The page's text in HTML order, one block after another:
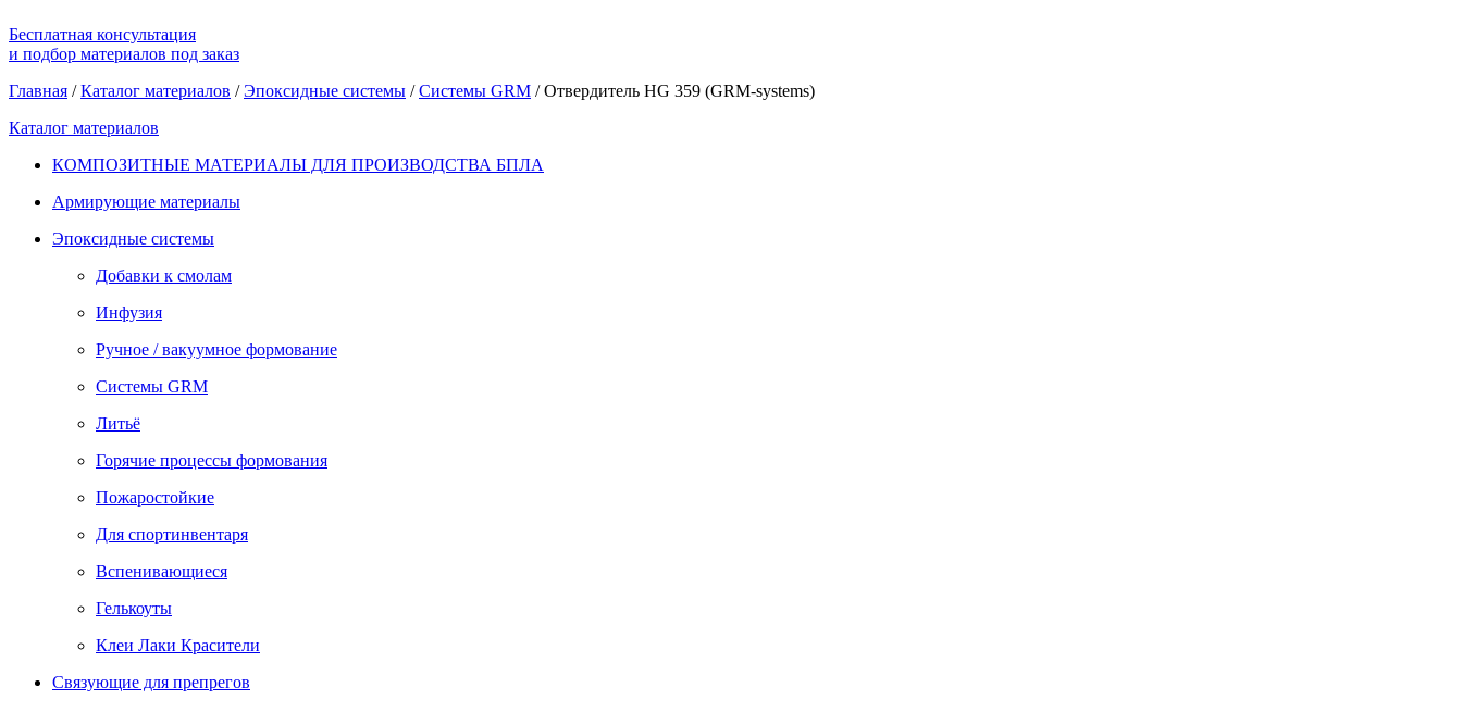
Бесплатная консультация
и подбор материалов под заказ
Главная / Каталог материалов / Эпоксидные системы / Системы GRM /Отвердитель HG 359 (GRM-systems)
Каталог материалов
КОМПОЗИТНЫЕ МАТЕРИАЛЫ ДЛЯ ПРОИЗВОДСТВА БПЛА
Армирующие материалы
Эпоксидные системы
Добавки к смолам
Инфузия
Ручное / вакуумное формование
Системы GRM
Литьё
Горячие процессы формования
Пожаростойкие
Для спортинвентаря
Вспенивающиеся
Гелькоуты
Клеи Лаки Красители
Связующие для препрегов